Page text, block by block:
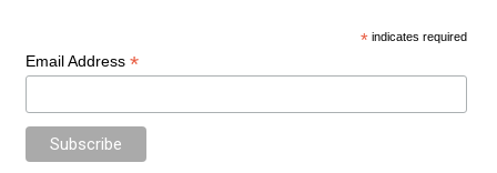
* indicates required
Email Address *